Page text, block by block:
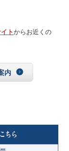
トからお近くの
内